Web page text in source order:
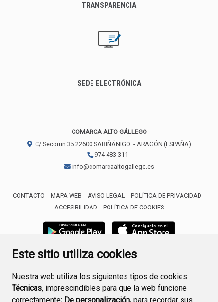
Este sitio utiliza cookies
Nuestra web utiliza los siguientes tipos de cookies:
Técnicas, imprescindibles para que la web funcione
correctamente; De personalización, para recordar sus
TRANSPARENCIA
SEDE ELECTRÓNICA
COMARCA ALTO GÁLLEGO
C/ Secorun 35 22600 SABIÑÁNIGO - ARAGÓN (ESPAÑA)
974 483 311
info@comarcaaltogallego.es
CONTACTO MAPA WEB AVISO LEGAL
POLÍTICA DE PRIVACIDAD
ACCESIBILIDAD
POLÍTICA DE COOKIES